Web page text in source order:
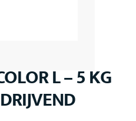
L – 5 KG